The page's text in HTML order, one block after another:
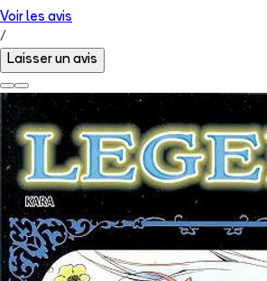
Voir les avis
/
Laisser un avis